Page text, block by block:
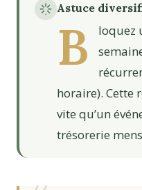
Astuce
B
loquez
horaire). Cette
vite qu’un
trésorerie